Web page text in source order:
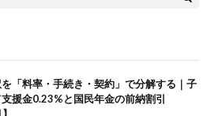
「料率・手続き・契約」で分解する｜子
援金0.23%と国民年金の前納割引